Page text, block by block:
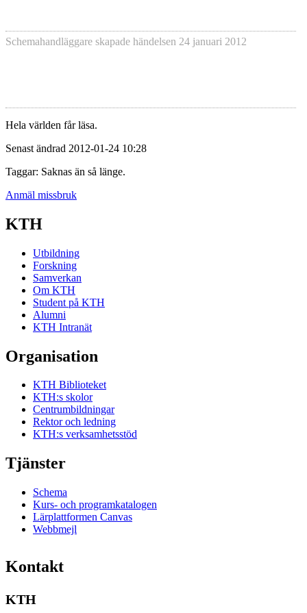
Schemahandläggare skapade händelsen 24 januari 2012
Hela världen får läsa.
Senast ändrad 2012-01-24 10:28
Taggar: Saknas än så länge.
Anmäl missbruk
KTH
Utbildning
Forskning
Samverkan
Om KTH
Student på KTH
Alumni
KTH Intranät
Organisation
KTH Biblioteket
KTH:s skolor
Centrumbildningar
Rektor och ledning
KTH:s verksamhetsstöd
Tjänster
Schema
Kurs- och programkatalogen
Lärplattformen Canvas
Webbmejl
Kontakt
KTH